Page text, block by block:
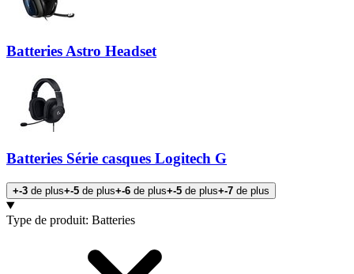
Batteries Astro Headset
Batteries Série casques Logitech G
+-3 de plus+-5 de plus+-6 de plus+-5 de plus+-7 de plus
Produits
Type de produit: Batteries